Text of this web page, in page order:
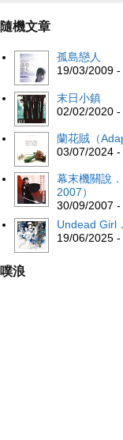
隨機文章
孤島戀人
19/03/2009
末日小鎮
02/02/2020
蘭花賊（
03/07/2024
幕末機關說
2007）
30/09/2007
Undead Girl
19/06/2025
噗浪